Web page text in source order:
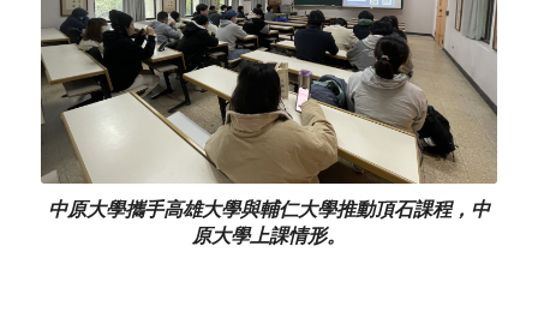
中原大學攜手高雄大學與輔仁大學推動頂石課程，中
原大學上課情形。